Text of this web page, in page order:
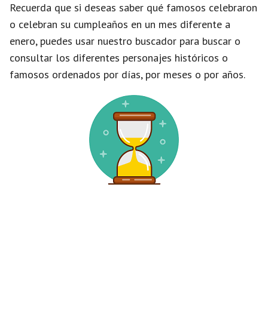
Recuerda que si deseas saber qué famosos celebraron
o celebran su cumpleaños en un mes diferente a
enero, puedes usar nuestro buscador para buscar o
consultar los diferentes personajes históricos o
famosos ordenados por días, por meses o por años.